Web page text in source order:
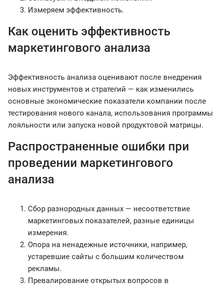
Измеряем эффективность.
Как оценить эффективность
маркетингового анализа
Эффективность анализа оценивают после внедрения
новых инструментов и стратегий — как изменились
основные экономические показатели компании после
тестирования нового канала, использования программы
лояльности или запуска новой продуктовой матрицы.
Распространенные ошибки при
проведении маркетингового
анализа
Сбор разнородных данных — несоответствие
маркетинговых показателей, разные единицы
измерения.
Опора на ненадежные источники, например,
устаревшие сайты с большим количеством
рекламы.
Превалирование открытых вопросов в